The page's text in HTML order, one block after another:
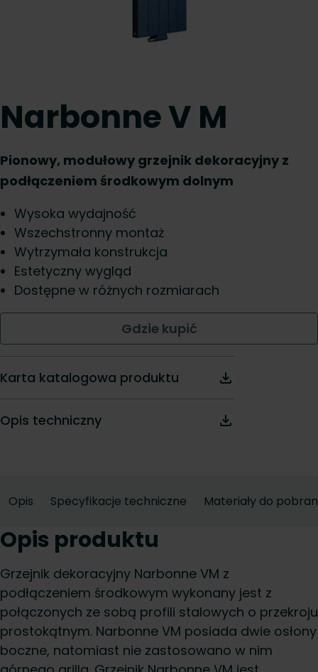
Narbonne V M
Pionowy, modułowy grzejnik dekoracyjny z
podłączeniem środkowym dolnym
Wysoka wydajność
Wszechstronny montaż
Wytrzymała konstrukcja
Estetyczny wygląd
Dostępne w różnych rozmiarach
Gdzie kupić
Karta katalogowa produktu
Opis techniczny
Opis Specyfikacje techniczne Materiały do
Opis produktu
Grzejnik dekoracyjny Narbonne VM z
podłączeniem środkowym wykonany jest z
połączonych ze sobą profili stalowych o przekroju
prostokątnym. Narbonne VM posiada dwie osłony
boczne, natomiast nie zastosowano w nim